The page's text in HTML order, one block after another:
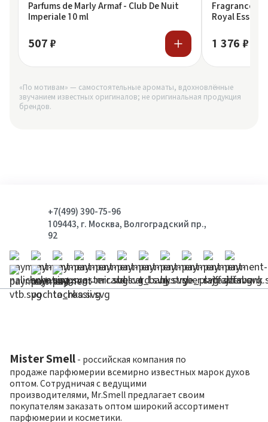
Parfums de Marly Armaf - Club De Nuit
Imperiale 10 ml
507 ₽
Fragrance
Royal
1 376 ₽
«По мотивам» — самостоятельные ароматы, вдохновлённые
звучанием известных оригиналов; не оригинальная продукция
брендов.
+7(499) 390-75-96
109443, г. Москва, Волгоградский пр.,
92
Mister Smell - российская компания по
продаже парфюмерии всемирно известных марок духов
оптом. Сотрудничая с ведущими
производителями, Mr.Smell предлагает своим
покупателям заказать оптом широкий ассортимент
парфюмерии и косметики.